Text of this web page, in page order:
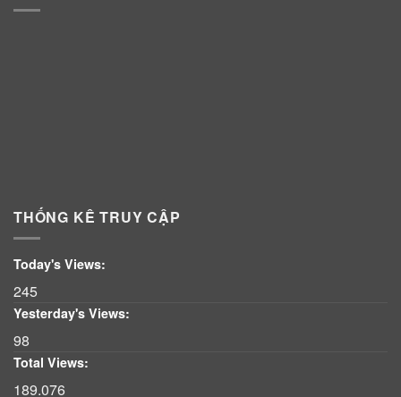
THỐNG KÊ TRUY CẬP
Today's Views:
245
Yesterday's Views:
98
Total Views:
189.076